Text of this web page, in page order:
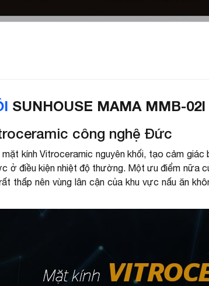
SUNHOUSE MAMA MMB-02I
công nghệ Đức
kính Vitroceramic nguyên khối, tạo cảm
ở điều kiện nhiệt độ thường. Một ưu điểm nữa
thấp nên vùng lân cận của khu vực nấu ăn